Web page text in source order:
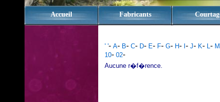
Accueil Fabricants
' '- A- B- C- D- E- F- G- H- - J- K- L- M
10- 02-
Aucune r�f�rence.